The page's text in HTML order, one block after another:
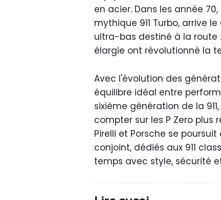
en acier. Dans les année
mythique 911 Turbo, arrive
ultra-bas destiné à la route
élargie ont révolutionné la
Avec l'évolution des
équilibre idéal entre
sixième génération de la
compter sur les P Zero plus
Pirelli et Porsche se
conjoint, dédiés aux 911
temps avec style, sécurité